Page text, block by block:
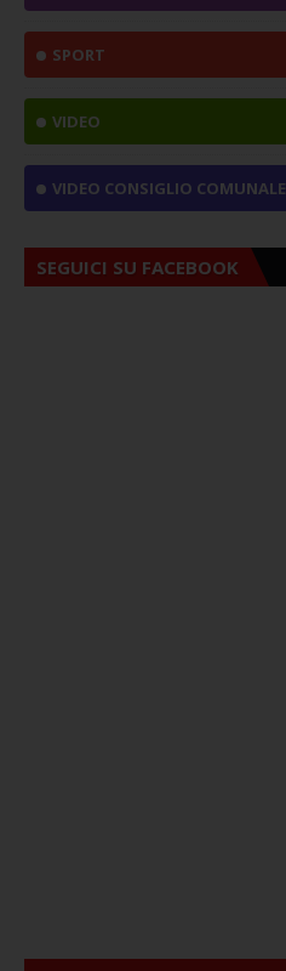
SPORT
VIDEO
VIDEO CONSIGLIO COMUNALE
SEGUICI SU FACEBOOK